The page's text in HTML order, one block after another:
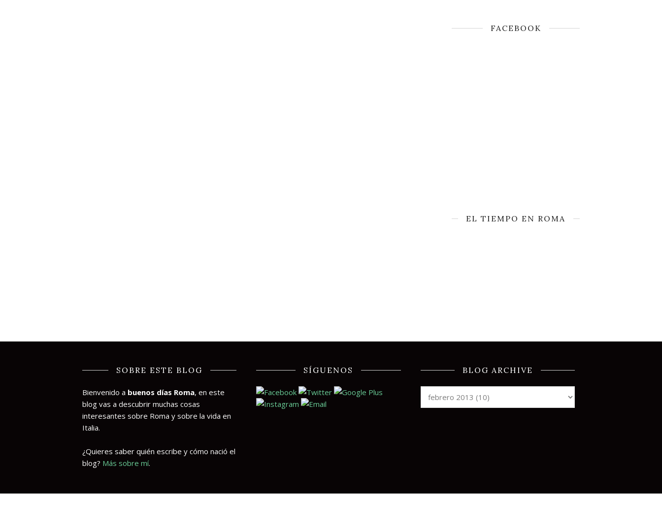
FACEBOOK
EL TIEMPO EN ROMA
SOBRE ESTE BLOG
Bienvenido a buenos días Roma, en este
blog vas a descubrir muchas cosas
interesantes sobre Roma y sobre la vida en
Italia.
¿Quieres saber quién escribe y cómo nació el
blog? Más sobre mí.
SÍGUENOS BLOG ARCHIVE